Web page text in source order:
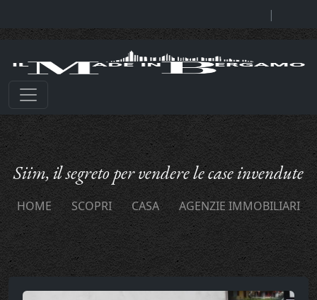
|
Siim, il segreto per vendere le case invendute
HOME SCOPRI CASA AGENZIE IMMOBILIARI